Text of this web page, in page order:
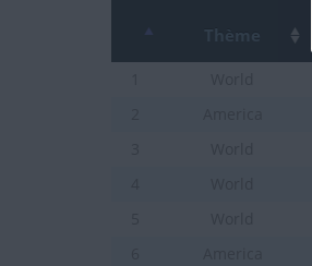
Thème